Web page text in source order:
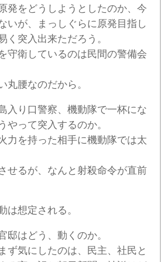
発をどうしようとしたのか、今
いが、まっしぐらに原発目指し
く突入出来ただろう。
守衛しているのは民間の警備会
丸腰なのだから。
入り口警察、機動隊で一杯にな
やって突入するのか。
力を持った相手に機動隊では太
せるが、なんと射殺命令が直前
は想定される。
邸はどう、動くのか。
ず気にしたのは、民主、社民と